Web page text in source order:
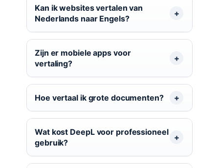
Kan ik websites vertalen van
Nederlands naar Engels?
Zijn er mobiele apps voor
vertaling?
Hoe vertaal ik grote documenten?
Wat kost DeepL voor professioneel
gebruik?